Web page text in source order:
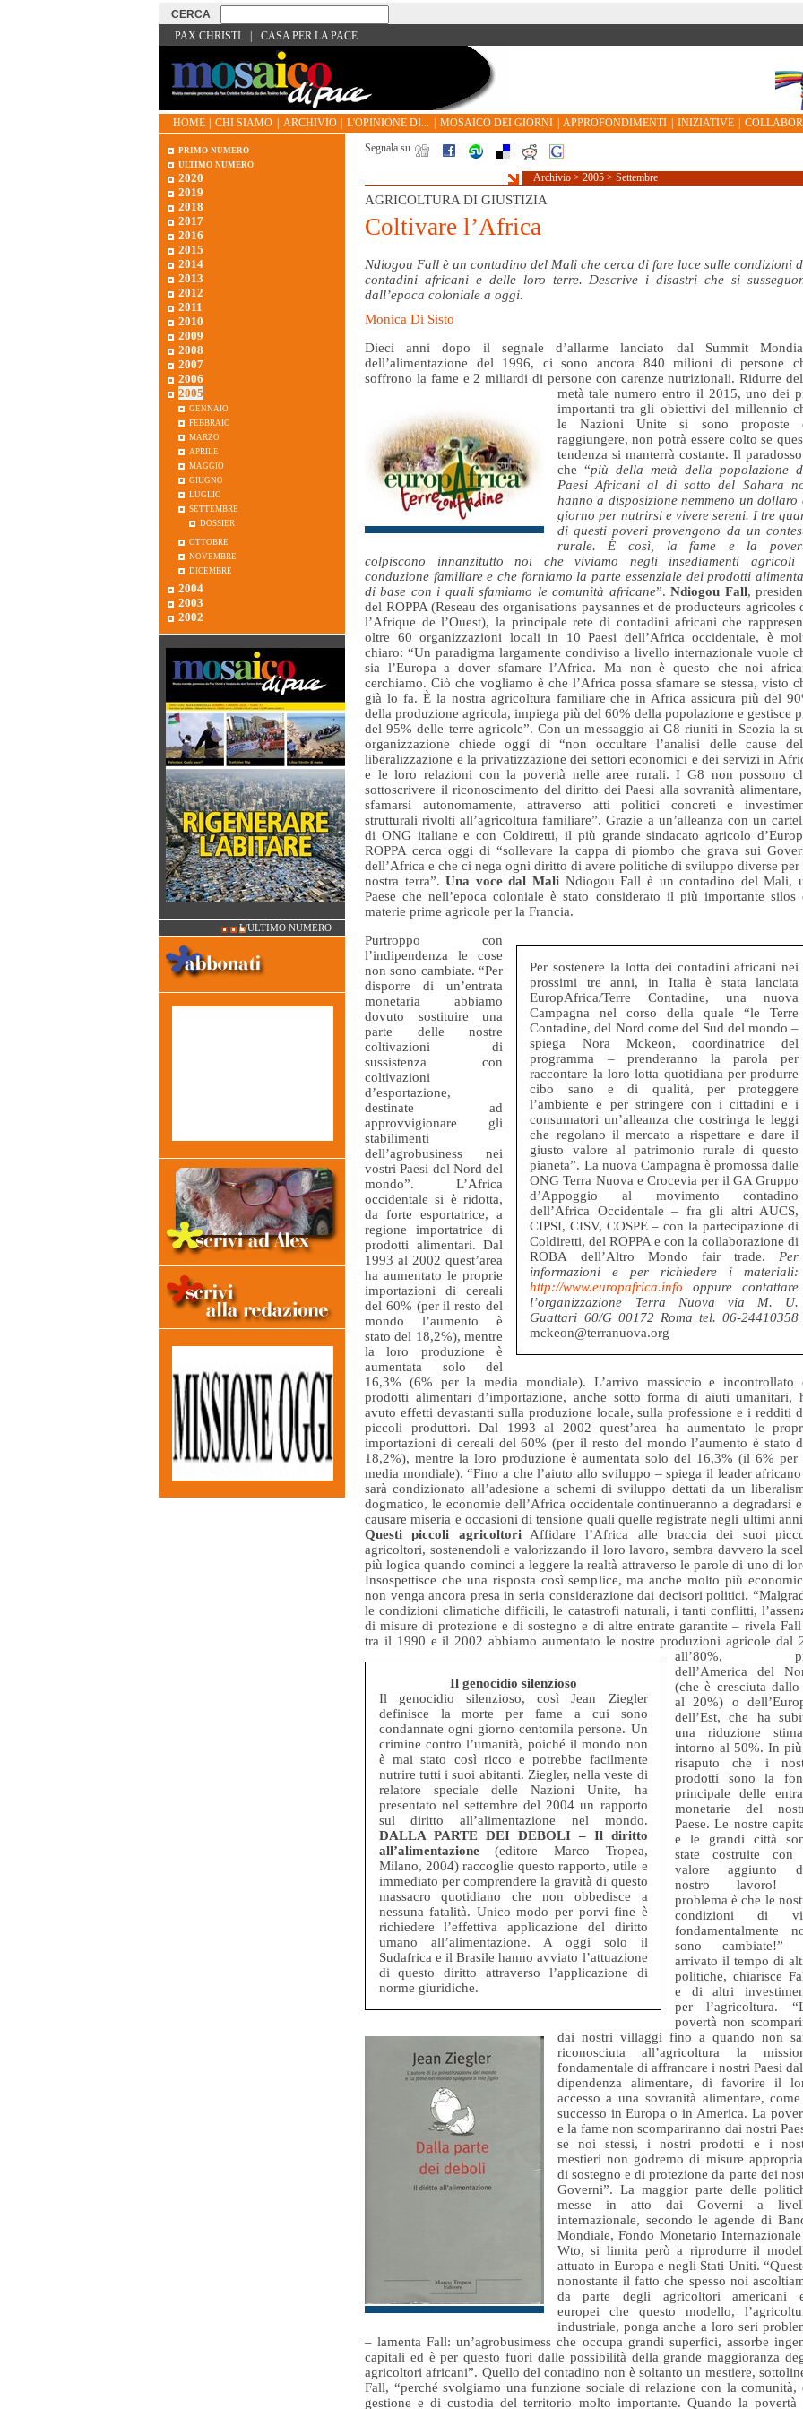
PAX CHRISTI CASA PER LA PACE
HOME CHI SIAMO ARCHIVIO L'OPINIONE DI... MOSAICO DEI GIORNI APPROFONDIMENTI INIZIATIVE
Segnala su
Archivio > 2005 > Settembre
AGRICOLTURA DI GIUSTIZIA
Coltivare l’Africa
Ndiogou Fall è un contadino del Mali che cerca di fare luce sulle condizioni
contadini africani e delle loro terre. Descrive i disastri che si
dall’epoca coloniale a oggi.
Monica Di Sisto
Dieci anni dopo il segnale d’allarme lanciato dal Summit
dell’alimentazione del 1996, ci sono ancora 840 milioni di persone
soffrono la fame e 2 miliardi di persone con carenze nutrizionali. Ridurre
metàtale numero entro il 2015, uno dei
importanti tra gli obiettivi del millennio
le Nazioni Unite si sono proposte
raggiungere, non potrà essere colto se
tendenza si manterrà costante. Il
che “più della metà della popolazione
Paesi Africani al di sotto del Sahara
hanno a disposizione nemmeno un dollaro
giorno per nutrirsi e vivere sereni. I tre
di questi poveri provengono da un
rurale. È così, la fame e la
colpiscono innanzitutto noi che viviamo negli insediamenti agricoli
conduzione familiare e che forniamo la parte essenziale dei prodotti
di base con i quali sfamiamo le comunità africane”.Ndiogou Fall,
del ROPPA (Reseau des organisations paysannes et de producteurs agricoles
l’Afrique de l’Ouest), la principale rete di contadini africani che
oltre 60 organizzazioni locali in 10 Paesi dell’Africa occidentale, è
chiaro: “Un paradigma largamente condiviso a livello internazionale vuole
sia l’Europa a dover sfamare l’Africa. Ma non è questo che noi
cerchiamo. Ciò che vogliamo è che l’Africa possa sfamare se stessa, visto
già lo fa. È la nostra agricoltura familiare che in Africa assicura più del
della produzione agricola, impiega più del 60% della popolazione e gestisce
del 95% delle terre agricole”. Con un messaggio ai G8 riuniti in Scozia la
organizzazione chiede oggi di “non occultare l’analisi delle cause
liberalizzazione e la privatizzazione dei settori economici e dei servizi in
e le loro relazioni con la povertà nelle aree rurali. I G8 non possono
sottoscrivere il riconoscimento del diritto dei Paesi alla sovranità
sfamarsi autonomamente, attraverso atti politici concreti e
strutturali rivolti all’agricoltura familiare”. Grazie a un’alleanza con un
di ONG italiane e con Coldiretti, il più grande sindacato agricolo
ROPPA cerca oggi di “sollevare la cappa di piombo che grava sui
dell’Africa e che ci nega ogni diritto di avere politiche di sviluppo diverse per
nostra terra”.Una voce dal Mali Ndiogou Fall è un contadino del Mali,
Paese che nell’epoca coloniale è stato considerato il più importante silos
materie prime agricole per la Francia.
Per sostenere la lotta dei contadini africani nei
prossimi tre anni, in Italia è stata lanciata
EuropAfrica/Terre Contadine, una nuova
Campagna nel corso della quale “le Terre
Contadine, del Nord come del Sud del mondo –
spiega Nora Mckeon, coordinatrice del
programma – prenderanno la parola per
raccontare la loro lotta quotidiana per produrre
cibo sano e di qualità, per proteggere
l’ambiente e per stringere con i cittadini e i
consumatori un’alleanza che costringa le leggi
che regolano il mercato a rispettare e dare il
giusto valore al patrimonio rurale di questo
pianeta”. La nuova Campagna è promossa dalle
ONG Terra Nuova e Crocevia per il GA Gruppo
d’Appoggio al movimento contadino
dell’Africa Occidentale – fra gli altri AUCS,
CIPSI, CISV, COSPE – con la partecipazione di
Coldiretti, del ROPPA e con la collaborazione di
ROBA dell’Altro Mondo fair trade. Per
informazioni e per richiedere i materiali:
http://www.europafrica.info oppure contattare
l’organizzazione Terra Nuova via M. U.
Guattari 60/G 00172 Roma tel. 06-24410358
mckeon@terranuova.org
Purtroppo con
l’indipendenza le cose
non sono cambiate. “Per
disporre di un’entrata
monetaria abbiamo
dovuto sostituire una
parte delle nostre
coltivazioni di
sussistenza con
coltivazioni
d’esportazione,
destinate ad
approvvigionare gli
stabilimenti
dell’agrobusiness nei
vostri Paesi del Nord del
mondo”. L’Africa
occidentale si è ridotta,
da forte esportatrice, a
regione importatrice di
prodotti alimentari. Dal
1993 al 2002 quest’area
ha aumentato le proprie
importazioni di cereali
del 60% (per il resto del
mondo l’aumento è
stato del 18,2%), mentre
la loro produzione è
aumentata solo del
16,3% (6% per la media mondiale). L’arrivo massiccio e incontrollato
prodotti alimentari d’importazione, anche sotto forma di aiuti umanitari,
avuto effetti devastanti sulla produzione locale, sulla professione e i redditi
piccoli produttori. Dal 1993 al 2002 quest’area ha aumentato le
importazioni di cereali del 60% (per il resto del mondo l’aumento è stato
18,2%), mentre la loro produzione è aumentata solo del 16,3% (il 6% per
media mondiale). “Fino a che l’aiuto allo sviluppo – spiega il leader
sarà condizionato all’adesione a schemi di sviluppo dettati da un
dogmatico, le economie dell’Africa occidentale continueranno a degradarsi
causare miseria e occasioni di tensione quali quelle registrate negli ultimi
Questi piccoli agricoltoriAffidare l’Africa alle braccia dei suoi
agricoltori, sostenendoli e valorizzando il loro lavoro, sembra davvero la
più logica quando cominci a leggere la realtà attraverso le parole di uno di
Insospettisce che una risposta così semplice, ma anche molto più
non venga ancora presa in seria considerazione dai decisori politici.
le condizioni climatiche difficili, le catastrofi naturali, i tanti conflitti,
di misure di protezione e di sostegno e di altre entrate garantite – rivela
tra il 1990 e il 2002 abbiamo aumentato le nostre produzioni agricole dal
all’80%,
Il genocidio silenzioso
Il genocidio silenzioso, così Jean Ziegler
definisce la morte per fame a cui sono
condannate ogni giorno centomila persone. Un
crimine contro l’umanità, poiché il mondo non
è mai stato così ricco e potrebbe facilmente
nutrire tutti i suoi abitanti. Ziegler, nella veste di
relatore speciale delle Nazioni Unite, ha
presentato nel settembre del 2004 un rapporto
sul diritto all’alimentazione nel mondo.
DALLA PARTE DEI DEBOLI – Il diritto
all’alimentazione(editore Marco Tropea,
Milano, 2004) raccoglie questo rapporto, utile e
immediato per comprendere la gravità di questo
massacro quotidiano che non obbedisce a
nessuna fatalità. Unico modo per porvi fine è
richiedere l’effettiva applicazione del diritto
umano all’alimentazione. A oggi solo il
Sudafrica e il Brasile hanno avviato l’attuazione
di questo diritto attraverso l’applicazione di
norme giuridiche.
dell’America del
(che è cresciuta
al 20%) o
dell’Est, che ha
una riduzione
intorno al 50%. In
risaputo che i
prodotti sono la
principale delle
monetarie del
Paese. Le nostre
e le grandi città
state costruite
valore aggiunto
nostro lavoro!
problema è che le
condizioni di
fondamentalmente
sono cambiate!”
arrivato il tempo di
politiche, chiarisce
e di altri
per l’agricoltura.
povertà non
dai nostri villaggi fino a quando non
riconosciuta all’agricoltura la
fondamentale di affrancare i nostri Paesi
dipendenza alimentare, di favorire il
accesso a una sovranità alimentare,
successo in Europa o in America. La
e la fame non scompariranno dai nostri
se noi stessi, i nostri prodotti e i
mestieri non godremo di misure
di sostegno e di protezione da parte dei
Governi”. La maggior parte delle
messe in atto dai Governi a
internazionale, secondo le agende di
Mondiale, Fondo Monetario
Wto, si limita però a riprodurre il
attuato in Europa e negli Stati Uniti.
nonostante il fatto che spesso noi
da parte degli agricoltori americani
europei che questo modello,
industriale, ponga anche a loro seri
– lamenta Fall: un’agrobusimess che occupa grandi superfici, assorbe
capitali ed è per questo fuori dalle possibilità della grande maggioranza
agricoltori africani”. Quello del contadino non è soltanto un mestiere,
Fall, “perché svolgiamo una funzione sociale di relazione con la comunità,
gestione e di custodia del territorio molto importante. Quando la povertà
primo numero
ultimo numero
2020
2019
2018
2017
2016
2015
2014
2013
2012
2011
2010
2009
2008
2007
2006
2005
gennaio
febbraio
marzo
aprile
maggio
giugno
luglio
settembre
dossier
ottobre
novembre
dicembre
2004
2003
2002
L'ULTIMO NUMERO